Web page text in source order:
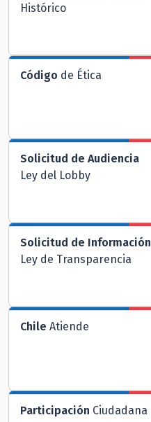
Histórico
Código de Ética
Solicitud de Audiencia
Ley del Lobby
Solicitud de Información
Ley de Transparencia
Chile Atiende
Participación Ciudadana